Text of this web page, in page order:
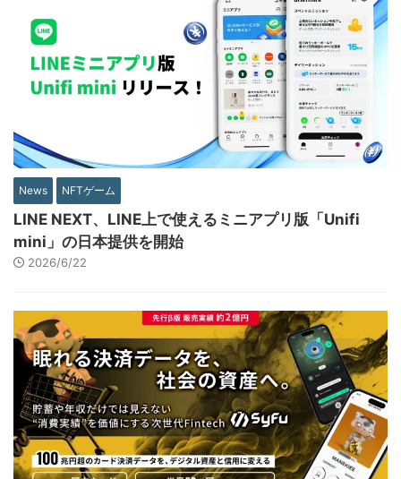
News NFTゲーム
LINE NEXT、LINE上で使えるミニアプリ版「Unifi
mini」の日本提供を開始
2026/6/22